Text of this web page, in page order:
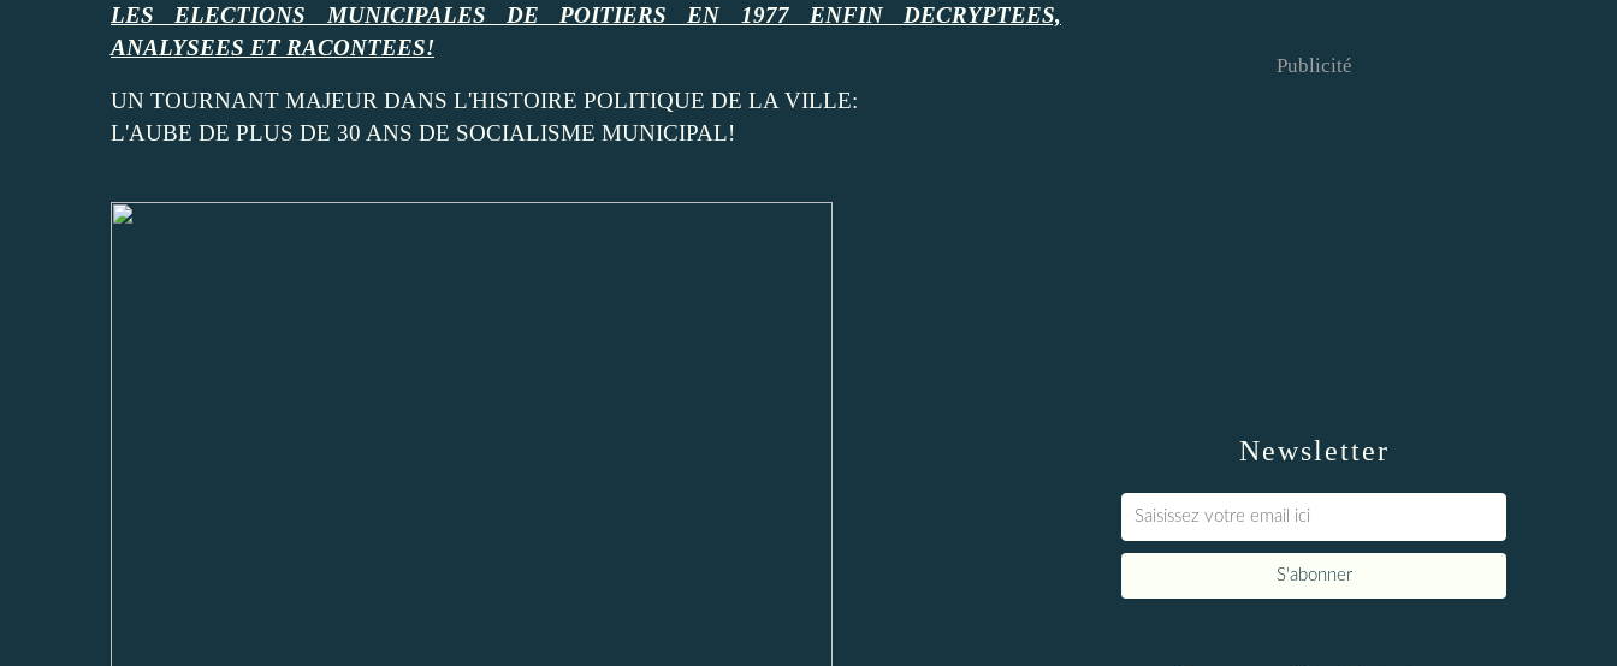
LES ELECTIONS MUNICIPALES DE POITIERS EN 1977 ENFIN DECRYPTEES,
ANALYSEES ET RACONTEES!
UN TOURNANT MAJEUR DANS L'HISTOIRE POLITIQUE DE LA VILLE:
L'AUBE DE PLUS DE 30 ANS DE SOCIALISME MUNICIPAL!
Newsletter
Publicité